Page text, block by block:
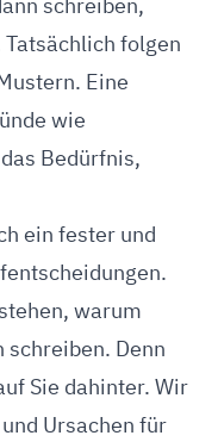
folgen
Eine
wie
Bedürfnis,
ein fester und
warum
Denn
Sie dahinter. Wir
Ursachen für